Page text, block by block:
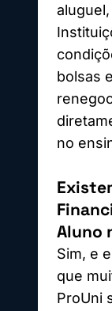
bolsas
no
Aluno
Sim, e
que
ProUni